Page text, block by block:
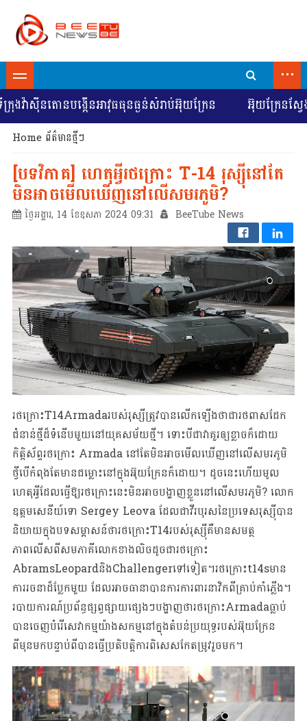
...
ាស៊ីនតោនបង្កើនអាវុធធុនធ្ងន់សំរាប់អ៊ុយក្រែន អ៊ុយក្រែនស្វែ
Home ព័ត៌មានថ្មីៗ
[បទវិភាគ] ហេតុអ្វីរថក្រោះ T-14 រុស្ស៊ីនៅតែ
មិនអាចមើលឃើញនៅលើសមរភូមិ?
ថ្ងៃអង្គារ, 14 ខែឧសភា 2024 09:31 BeeTube News
រថក្រោះT14Armadaរបស់រុស្សីត្រូវបានលើកឡើងថាជារថពាសដែក
ជំនាន់ថ្មីដ៏ទំនើបមួយនៅយុគសម័យថ្មី។ ទោះ​បី​ជា​វា​គួរ​ឲ្យ​ខ្លាច​ក៏​ដោយ
កិត្តិស័ព្ទរថក្រោះ Armada នៅតែមិនអាចមើលឃើញនៅលើសមរភូមិ
ថ្វីបើកំពុងតែមានជម្លោះនៅក្នុងអ៊ុយក្រែនក៏ដោយ។ ដូចនេះហើយមូល
ហេតុអ្វីដែលធ្វើឱ្យរថក្រោះនេះមិនអាចបង្ហាញខ្លួននៅលើសមរភូមិ? លោក
ឧត្តមសេនីយ៍ទោ Sergey Leova ដែលជាវីរបុរសនៃប្រទេសរុស្ស៊ីបាន
និយាយក្នុងបទសម្ភាសន៍ថារថក្រោះT14របស់រុស្ស៊ីគឺមានសមត្ថ
ភាពលើសពីសមភាគីលោកខាងលិចដូចជារថក្រោះ
AbramsLeopardនិងChallengerទៅទៀត។រថក្រោះt14sមាន
ការរចនាដ៏ប្លែកមួយ ដែលអាចធានាបានការការពារនាវិកពីគ្រាប់កាំភ្លើង។
របាយការណ៍ប្រព័ន្ធផ្សព្វផ្សាយផ្សេងៗបង្ហាញថារថក្រោះArmadaធ្លាប់
បានចេញបំរើសេវាកម្មយ៉ាងសកម្មនៅក្នុងតំបន់ប្រយុទ្ធរបស់អ៊ុយក្រែន
ពីមុនមកបន្ទាប់ពីបានធ្វើប្រតិបត្តិការពិសេសកែតម្រូវរួចមក។